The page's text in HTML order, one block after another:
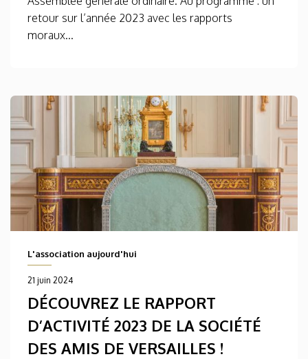
retour sur l’année 2023 avec les rapports
moraux...
L'association aujourd'hui
21 juin 2024
DÉCOUVREZ LE RAPPORT
D’ACTIVITÉ 2023 DE LA SOCIÉTÉ
DES AMIS DE VERSAILLES !